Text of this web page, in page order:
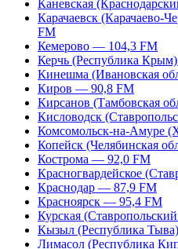
Каневская
Карачаевск (Карачаево-
FM
Кемерово — 104,3 FM
Керчь (Республика
Кинешма (Ивановская
Киров — 90,8 FM
Кирсанов (Тамбовская
Кисловодск
Комсомольск-на-Амуре
Копейск (Челябинская
Кострома — 92,0 FM
Красногвардейское
Краснодар — 87,9 FM
Красноярск — 95,4 FM
Курская
Кызыл (Республика
Лимасол (Республика